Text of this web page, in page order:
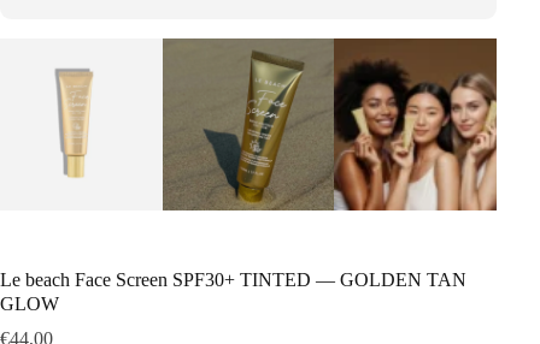
Le beach Face Screen SPF30+ TINTED — GOLDEN TAN
GLOW
€44,00